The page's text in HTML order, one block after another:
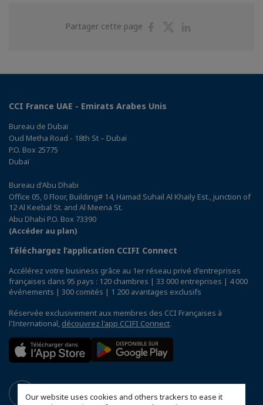
Our website uses cookies and others trackers to ease it
Partager cette page
PartagerPartager
CCI France UAE - Emirats Arabes Unis
Bureau de Dubaï
Oud Metha Road - 18th St – Dubai
P.O. Box 25775
Dubaï
Bureau d'Abu Dhabi
Office 05, 0 Floor, Building# 14, Hamad Suhail Al Khaily Est., junction of
12 Al Keebal St. and Al Meena St.
Abu Dhabi P.O. Box 73390
(Accéder au plan)
Téléchargez l’application CCIFI Connect
Accélérez votre business grâce au 1er réseau privé d'entreprises
françaises dans 95 pays : 120 chambres | 33 000 entreprises | 4 000
événements | 300 comités | 1 200 avantages exclusifs
Réservée exclusivement aux membres des CCI Françaises à
l'International, découvrez l'app CCIFI Connect.